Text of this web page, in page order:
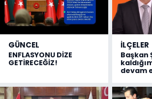
GÜNCEL
ENFLASYONU DİZE
GETİRECEĞİZ!
İLÇELER
Başkan
devam